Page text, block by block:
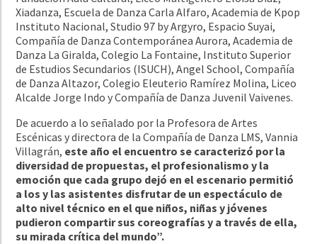
Xiadanza, Escuela de Danza Carla Alfaro, Academia de Kpop
Instituto Nacional, Studio 97 by Argyro, Espacio Suyai,
Compañía de Danza Contemporánea Aurora, Academia de
Danza La Giralda, Colegio La Fontaine, Instituto Superior
de Estudios Secundarios (ISUCH), Angel School, Compañía
de Danza Altazor, Colegio Eleuterio Ramírez Molina, Liceo
Alcalde Jorge Indo y Compañía de Danza Juvenil Vaivenes.
De acuerdo a lo señalado por la Profesora de Artes
Escénicas y directora de la Compañía de Danza LMS, Vannia
Villagrán, este año el encuentro se caracterizó por la
diversidad de propuestas, el profesionalismo y la
emoción que cada grupo dejó en el escenario permitió
a los y las asistentes disfrutar de un espectáculo de
alto nivel técnico en el que niños, niñas y jóvenes
pudieron compartir sus coreografías y a través de ella,
su mirada crítica del mundo”.